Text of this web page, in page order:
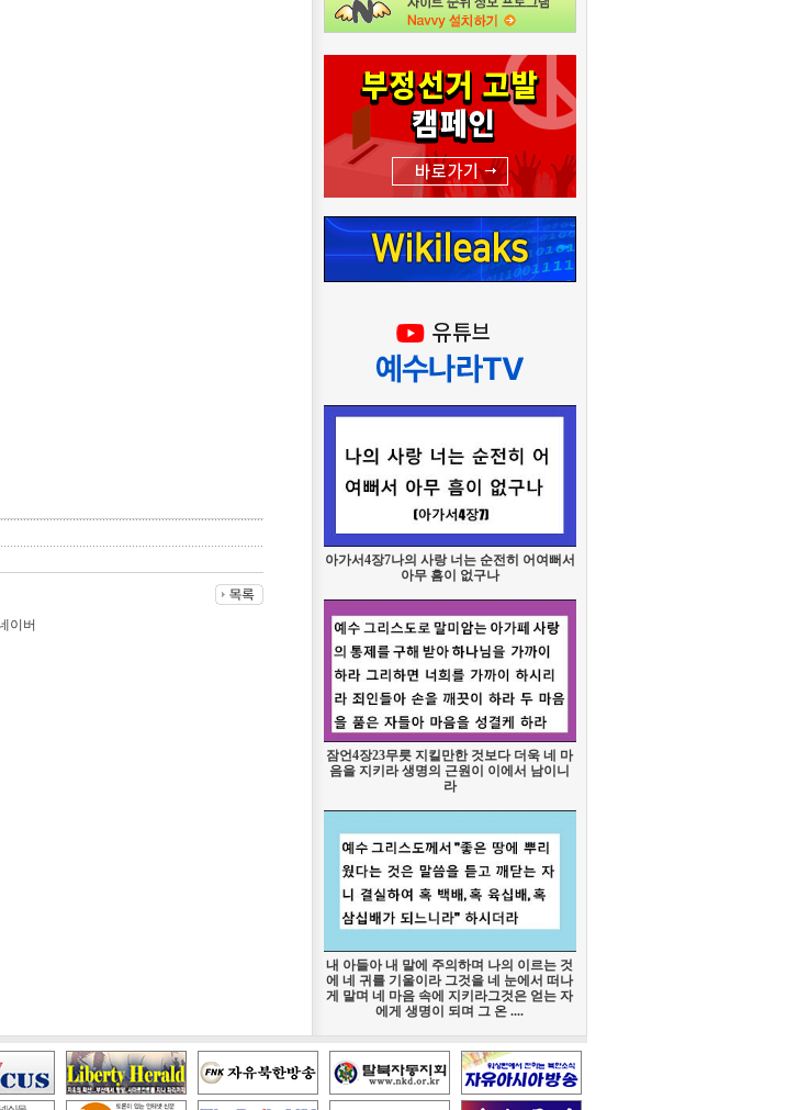
이버
아가서4장7나의 사랑 너는 순전히 어여뻐서
아무 흠이 없구나
잠언4장23무릇 지킬만한 것보다 더욱 네 마
음을 지키라 생명의 근원이 이에서 남이니
라
내 아들아 내 말에 주의하며 나의 이르는 것
에 네 귀를 기울이라 그것을 네 눈에서 떠나
게 말며 네 마음 속에 지키라그것은 얻는 자
에게 생명이 되며 그 온 ....